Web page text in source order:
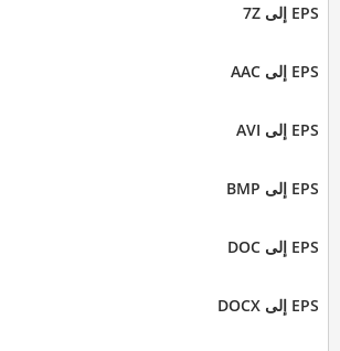
EPS إلى 7Z
EPS إلى AAC
EPS إلى AVI
EPS إلى BMP
EPS إلى DOC
EPS إلى DOCX